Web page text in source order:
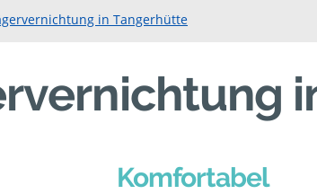
in Tangerhütte
Komfortabel